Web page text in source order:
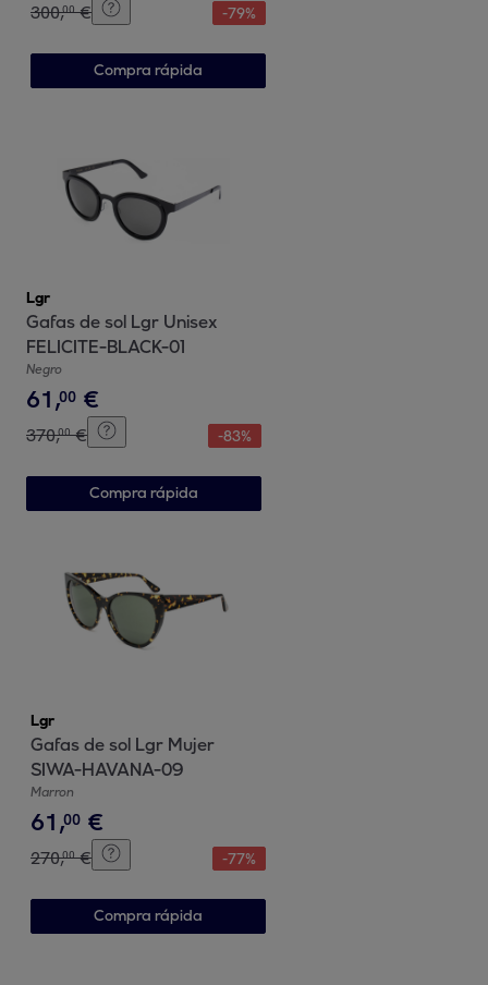
300,00 € -79%
Compra rápida
Lgr
Gafas de sol Lgr Unisex
FELICITE-BLACK-01
Negro
61,00 €
370,00 € -83%
Compra rápida
Lgr
Gafas de sol Lgr Mujer
SIWA-HAVANA-09
Marron
61,00 €
270,00 € -77%
Compra rápida